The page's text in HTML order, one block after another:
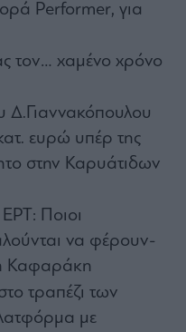
Performer, για
τον… χαμένο χρόνο
Δ.Γιαννακόπουλου
ευρώ υπέρ της
στην Καρυάτιδων
Ποιοι
να φέρουν-
Καφαράκη
τραπέζι των
με